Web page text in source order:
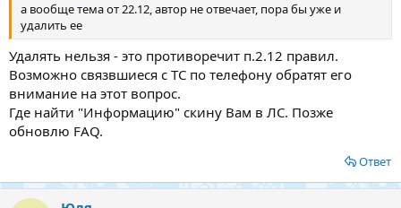
а вообще тема от 22.12, автор не отвечает, пора бы уже и
удалить ее
Удалять нельзя - это противоречит п.2.12 правил.
Возможно связвшиеся с ТС по телефону обратят его
внимание на этот вопрос.
Где найти "Информацию" скину Вам в ЛС. Позже
обновлю FAQ.
Ответ